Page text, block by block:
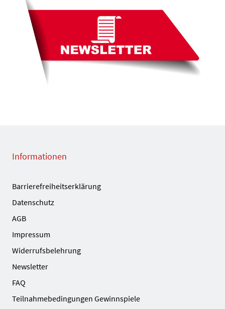
Informationen
Barrierefreiheitserklärung
Datenschutz
AGB
Impressum
Widerrufsbelehrung
Newsletter
FAQ
Teilnahmebedingungen Gewinnspiele